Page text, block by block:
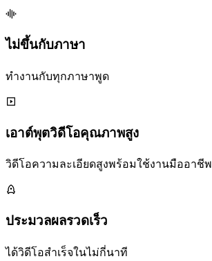
ไม่ขึ้นกับภาษา
ทำงานกับทุกภาษาพูด
เอาต์พุตวิดีโอคุณภาพสูง
วิดีโอความละเอียดสูงพร้อมใช้งานมืออาชีพ
ประมวลผลรวดเร็ว
ได้วิดีโอสำเร็จในไม่กี่นาที